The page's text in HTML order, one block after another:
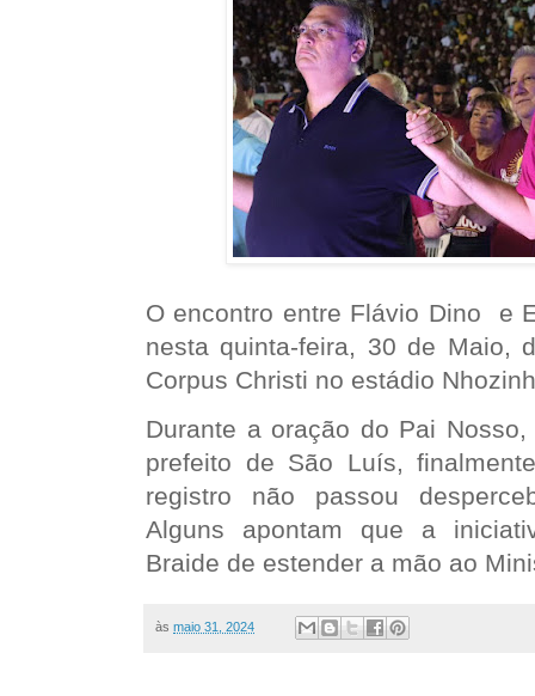
O encontro entre Flávio Dino e
nesta quinta-feira, 30 de Maio,
Corpus Christi no estádio
Durante a oração do Pai
prefeito de São Luís,
registro não passou
Alguns apontam que a
Braide de estender a mão ao
às maio 31, 2024